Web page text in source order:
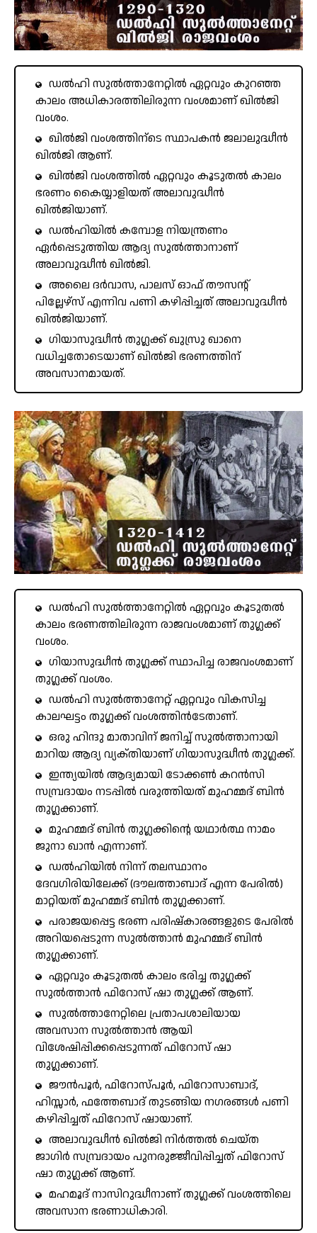
ഡൽഹി സുൽത്താനേറ്റിൽ ഏറ്റവും കുറഞ്ഞ
കാലം അധികാരത്തിലിരുന്ന വംശമാണ് ഖിൽജി
വംശം.
ഖിൽജി വംശത്തിന്ടെ സ്ഥാപകൻ ജലാലുദ്ധീൻ
ഖിൽജി ആണ്.
ഖിൽജി വംശത്തിൽ ഏറ്റവും കൂടുതൽ കാലം
ഭരണം കൈയ്യാളിയത് അലാവുദ്ധീൻ
ഖിൽജിയാണ്.
ഡൽഹിയിൽ കമ്പോള നിയന്ത്രണം
ഏർപ്പെടുത്തിയ ആദ്യ സുൽത്താനാണ്
അലാവുദ്ധീൻ ഖിൽജി.
അലൈ ദർവാസ, പാലസ് ഓഫ് തൗസന്റ്
പില്ലേഴ്സ് എന്നിവ പണി കഴിപ്പിച്ചത് അലാവുദ്ധീൻ
ഖിൽജിയാണ്.
ഗിയാസുദ്ധീൻ തുഗ്ലക്ക് ഖുസ്രു ഖാനെ
വധിച്ചതോടെയാണ് ഖിൽജി ഭരണത്തിന്
അവസാനമായത്.
ഡൽഹി സുൽത്താനേറ്റിൽ ഏറ്റവും കൂടുതൽ
കാലം ഭരണത്തിലിരുന്ന രാജവംശമാണ് തുഗ്ലക്ക്
വംശം.
ഗിയാസുദ്ധീൻ തുഗ്ലക്ക് സ്ഥാപിച്ച രാജവംശമാണ്
തുഗ്ലക്ക് വംശം.
ഡൽഹി സുൽത്താനേറ്റ് ഏറ്റവും വികസിച്ച
കാലഘട്ടം തുഗ്ലക്ക് വംശത്തിൻടേതാണ്.
ഒരു ഹിന്ദു മാതാവിന് ജനിച്ച് സുൽത്താനായി
മാറിയ ആദ്യ വ്യക്‌തിയാണ് ഗിയാസുദ്ധീൻ തുഗ്ലക്ക്.
ഇന്ത്യയിൽ ആദ്യമായി ടോക്കൺ കറൻസി
സമ്പ്രദായം നടപ്പിൽ വരുത്തിയത് മുഹമ്മദ് ബിൻ
തുഗ്ലക്കാണ്.
മുഹമ്മദ് ബിൻ തുഗ്ലക്കിന്റെ യഥാർത്ഥ നാമം
ജുനാ ഖാൻ എന്നാണ്.
ഡൽഹിയിൽ നിന്ന് തലസ്ഥാനം
ദേവഗിരിയിലേക്ക് (ദൗലത്താബാദ് എന്ന പേരിൽ)
മാറ്റിയത് മുഹമ്മദ് ബിൻ തുഗ്ലക്കാണ്.
പരാജയപ്പെട്ട ഭരണ പരിഷ്കാരങ്ങളുടെ പേരിൽ
അറിയപ്പെടുന്ന സുൽത്താൻ മുഹമ്മദ് ബിൻ
തുഗ്ലക്കാണ്.
ഏറ്റവും കൂടുതൽ കാലം ഭരിച്ച തുഗ്ലക്ക്
സുൽത്താൻ ഫിറോസ് ഷാ തുഗ്ലക്ക് ആണ്.
സുൽത്താനേറ്റിലെ പ്രതാപശാലിയായ
അവസാന സുൽത്താൻ ആയി
വിശേഷിപ്പിക്കപ്പെടുന്നത് ഫിറോസ് ഷാ
തുഗ്ലക്കാണ്.
ജൗൻപൂർ, ഫിറോസ്പൂർ, ഫിറോസാബാദ്,
ഹിസ്സാർ, ഫത്തേബാദ് തുടങ്ങിയ നഗരങ്ങൾ പണി
കഴിപ്പിച്ചത് ഫിറോസ് ഷായാണ്.
അലാവുദ്ധീൻ ഖിൽജി നിർത്തൽ ചെയ്ത
ജാഗിർ സമ്പ്രദായം പുനരുജ്ജീവിപ്പിച്ചത് ഫിറോസ്
ഷാ തുഗ്ലക്ക് ആണ്.
മഹമൂദ് നാസിറുദ്ധീനാണ് തുഗ്ലക്ക് വംശത്തിലെ
അവസാന ഭരണാധികാരി.